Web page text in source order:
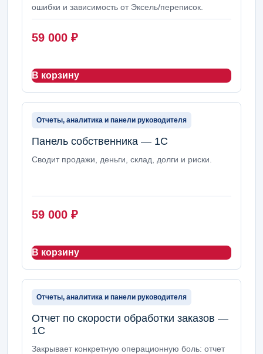
ошибки и зависимость от Эксель/переписок.
59 000 ₽
В корзину
Отчеты, аналитика и панели руководителя
Панель собственника — 1С
Сводит продажи, деньги, склад, долги и риски.
59 000 ₽
В корзину
Отчеты, аналитика и панели руководителя
Отчет по скорости обработки заказов —
1С
Закрывает конкретную операционную боль: отчет